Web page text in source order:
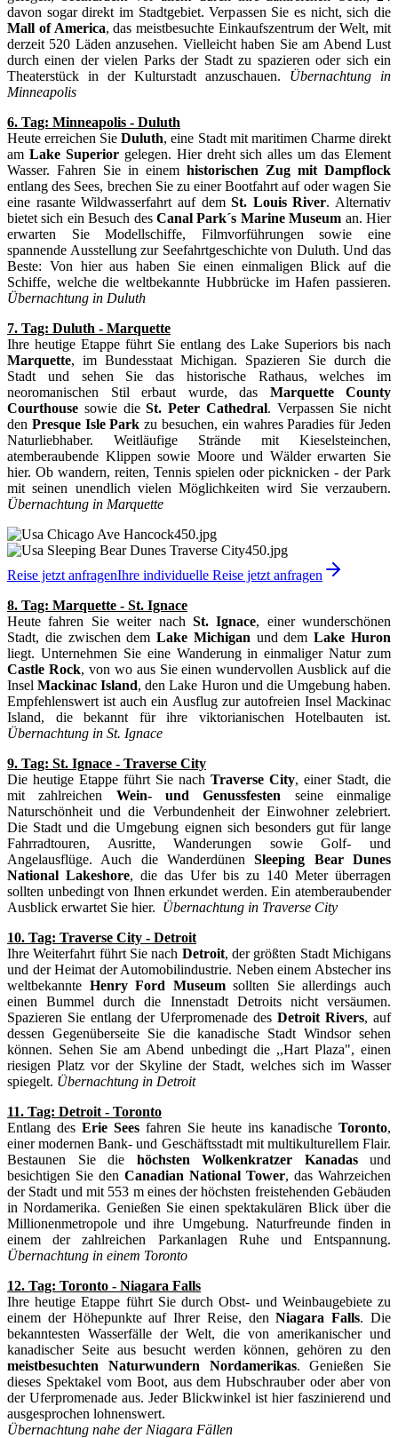
davon sogar direkt im Stadtgebiet. Verpassen Sie es nicht, sich die
Mall of America, das meistbesuchte Einkaufszentrum der Welt, mit
derzeit 520 Läden anzusehen. Vielleicht haben Sie am Abend Lust
durch einen der vielen Parks der Stadt zu spazieren oder sich ein
Theaterstück in der Kulturstadt anzuschauen. Übernachtung in
Minneapolis
6. Tag: Minneapolis - Duluth
Heute erreichen SieDuluth, eine Stadt mit maritimen Charme direkt
am Lake Superiorgelegen. Hier dreht sich alles um das Element
Wasser. Fahren Sie in einem historischen Zug mit Dampflock
entlang des Sees, brechen Sie zu einer Bootfahrt auf oder wagen Sie
eine rasante Wildwasserfahrt auf demSt. Louis River. Alternativ
bietet sich ein Besuch des Canal Park´s Marine Museum an. Hier
erwarten Sie Modellschiffe, Filmvorführungen sowie eine
spannende Ausstellung zur Seefahrtgeschichte von Duluth. Und das
Beste: Von hier aus haben Sie einen einmaligen Blick auf die
Schiffe, welche die weltbekannte Hubbrücke im Hafen passieren.
Übernachtung in Duluth
7. Tag: Duluth - Marquette
Ihre heutige Etappe führt Sie entlang des Lake Superiors bis nach
Marquette, im Bundesstaat Michigan. Spazieren Sie durch die
Stadt und sehen Sie das historische Rathaus, welches im
neoromanischen Stil erbaut wurde, das Marquette County
Courthouse sowie dieSt. Peter Cathedral. Verpassen Sie nicht
den Presque Isle Park zu besuchen, ein wahres Paradies für Jeden
Naturliebhaber. Weitläufige Strände mit Kieselsteinchen,
atemberaubende Klippen sowie Moore und Wälder erwarten Sie
hier. Ob wandern, reiten, Tennis spielen oder picknicken - der Park
mit seinen unendlich vielen Möglichkeiten wird Sie verzaubern.
Übernachtung in Marquette
Reise jetzt anfragenIhre individuelle Reise jetzt anfragen
8. Tag: Marquette - St. Ignace
Heute fahren Sie weiter nach St. Ignace, einer wunderschönen
Stadt, die zwischen demLake Michigan und demLake Huron
liegt. Unternehmen Sie eine Wanderung in einmaliger Natur zum
Castle Rock, von wo aus Sie einen wundervollen Ausblick auf die
InselMackinac Island, den Lake Huron und die Umgebung haben.
Empfehlenswert ist auch ein Ausflug zur autofreien Insel Mackinac
Island, die bekannt für ihre viktorianischen Hotelbauten ist.
Übernachtung in St. Ignace
9. Tag: St. Ignace - Traverse City
Die heutige Etappe führt Sie nach Traverse City, einer Stadt, die
mit zahlreichen Wein- und Genussfesten seine einmalige
Naturschönheit und die Verbundenheit der Einwohner zelebriert.
Die Stadt und die Umgebung eignen sich besonders gut für lange
Fahrradtouren, Ausritte, Wanderungen sowie Golf- und
Angelausflüge. Auch die WanderdünenSleeping Bear Dunes
National Lakeshore, die das Ufer bis zu 140 Meter überragen
sollten unbedingt von Ihnen erkundet werden. Ein atemberaubender
Ausblick erwartet Sie hier. Übernachtung in Traverse City
10. Tag: Traverse City - Detroit
Ihre Weiterfahrt führt Sie nach Detroit, der größten Stadt Michigans
und der Heimat der Automobilindustrie. Neben einem Abstecher ins
weltbekannte Henry Ford Museumsollten Sie allerdings auch
einen Bummel durch die Innenstadt Detroits nicht versäumen.
Spazieren Sie entlang der Uferpromenade des Detroit Rivers, auf
dessen Gegenüberseite Sie die kanadische Stadt Windsor sehen
können. Sehen Sie am Abend unbedingt die ,,Hart Plaza", einen
riesigen Platz vor der Skyline der Stadt, welches sich im Wasser
spiegelt. Übernachtung in Detroit
11. Tag: Detroit - Toronto
Entlang des Erie Sees fahren Sie heute ins kanadische Toronto,
einer modernen Bank- und Geschäftsstadt mit multikulturellem Flair.
Bestaunen Sie die höchsten Wolkenkratzer Kanadasund
besichtigen Sie den Canadian National Tower, das Wahrzeichen
der Stadt und mit 553 m eines der höchsten freistehenden Gebäuden
in Nordamerika. Genießen Sie einen spektakulären Blick über die
Millionenmetropole und ihre Umgebung. Naturfreunde finden in
einem der zahlreichen Parkanlagen Ruhe und Entspannung.
Übernachtung in einem Toronto
12. Tag: Toronto - Niagara Falls
Ihre heutige Etappe führt Sie durch Obst- und Weinbaugebiete zu
einem der Höhepunkte auf Ihrer Reise, denNiagara Falls. Die
bekanntesten Wasserfälle der Welt, die von amerikanischer und
kanadischer Seite aus besucht werden können, gehören zu den
meistbesuchten Naturwundern Nordamerikas. Genießen Sie
dieses Spektakel vom Boot, aus dem Hubschrauber oder aber von
der Uferpromenade aus. Jeder Blickwinkel ist hier faszinierend und
ausgesprochen lohnenswert.
Übernachtung nahe der Niagara Fällen